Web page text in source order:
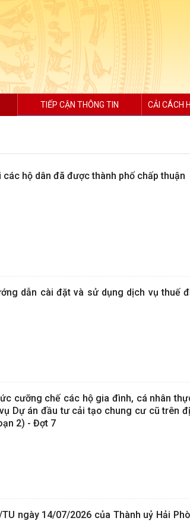
TIẾP CẬN THÔNG TIN CẢI CÁCH
hộ dân đã được thành phố chấp thuận
dẫn cài đặt và sử dụng dịch vụ thuế
cưỡng chế các hộ gia đình, cá nhân
Dự án đầu tư cải tạo chung cư cũ trên
2) - Đợt 7
ngày 14/07/2026 của Thành uỷ Hải